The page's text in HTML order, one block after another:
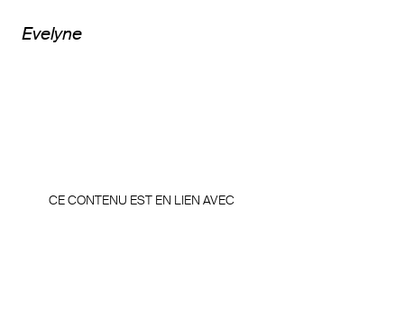
Evelyne
CE CONTENU EST EN LIEN AVEC